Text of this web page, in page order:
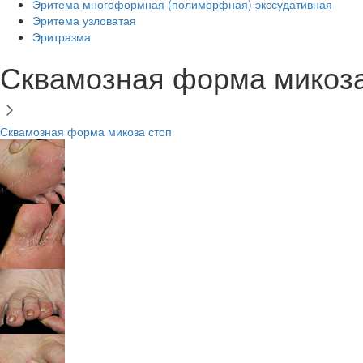
Эритема многоформная (полиморфная) экссудативная
Эритема узловатая
Эритразма
Сквамозная форма
Сквамозная форма микоза стоп